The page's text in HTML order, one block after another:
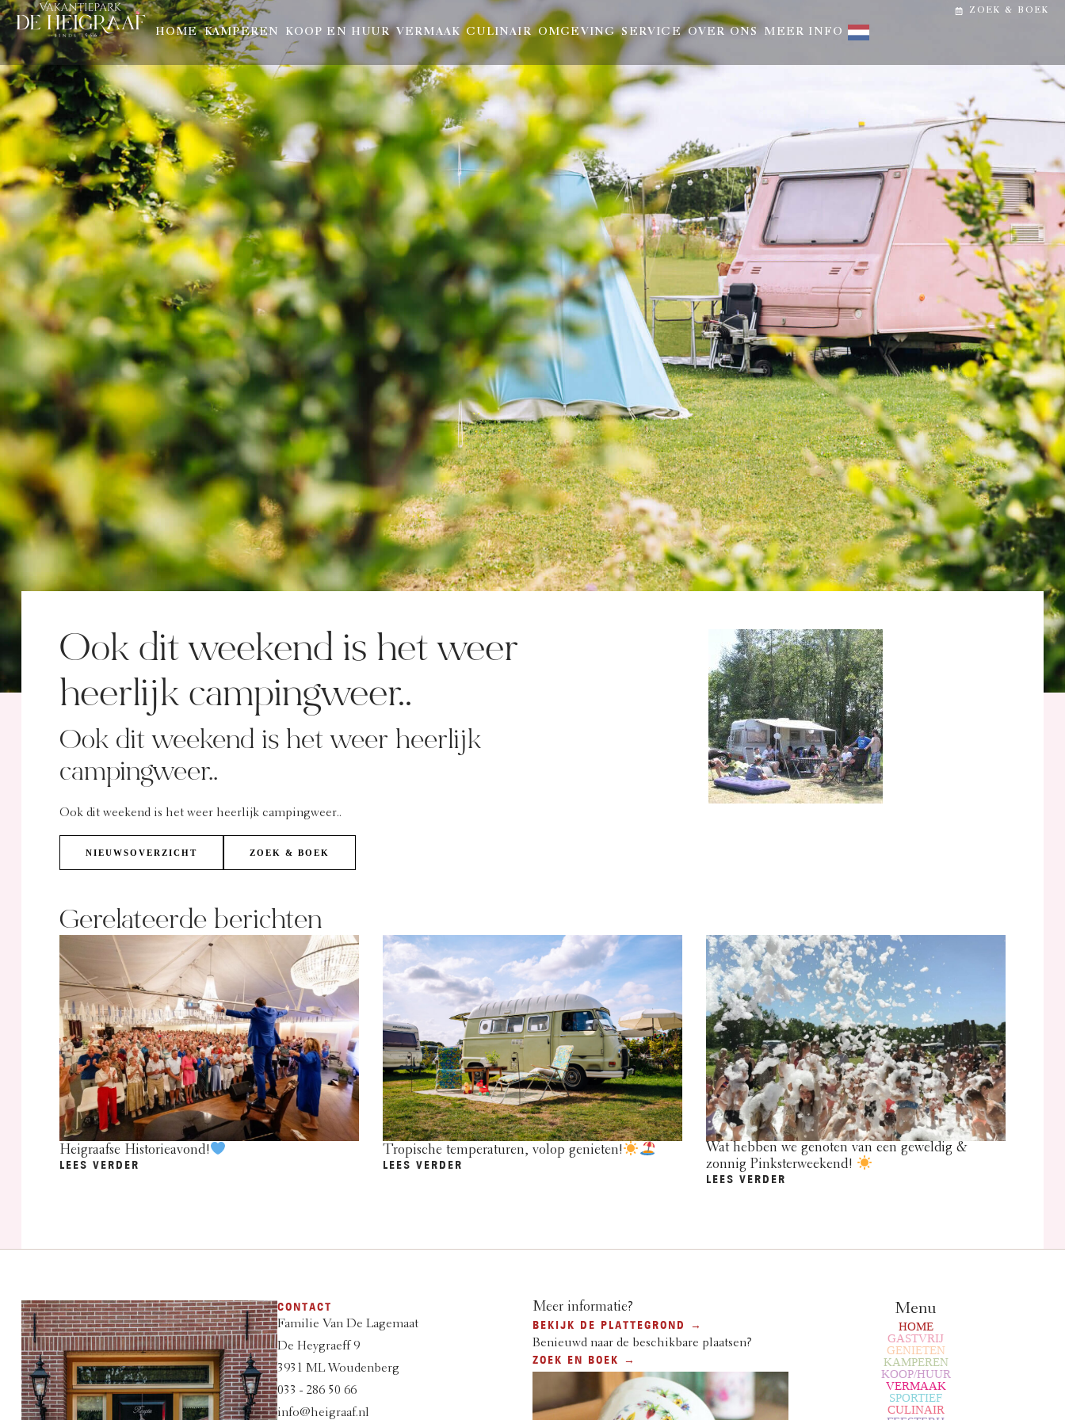
HOME KAMPEREN KOOP EN HUUR VERMAAK CULINAIR OMGEVING SERVICE OVER ONS MEER INFO
ZOEK & BOEK
Ook dit weekend is het weer
heerlijk campingweer..
Ook dit weekend is het weer heerlijk
campingweer..
Ook dit weekend is het weer heerlijk campingweer..
NIEUWSOVERZICHT ZOEK & BOEK
Gerelateerde berichten
Heigraafse Historieavond!
LEES VERDER
Tropische temperaturen, volop genieten!
LEES VERDER
Wat hebben we genoten van een geweldig &
zonnig Pinksterweekend!
LEES VERDER
CONTACT
Familie Van De Lagemaat
De Heygraeff 9
3931 ML Woudenberg
033 - 286 50 66
info@heigraaf.nl
Meer informatie?
BEKIJK DE PLATTEGROND →
Benieuwd naar de beschikbare plaatsen?
ZOEK EN BOEK →
Menu
HOME
GASTVRIJ
GENIETEN
KAMPEREN
KOOP/HUUR
VERMAAK
SPORTIEF
CULINAIR